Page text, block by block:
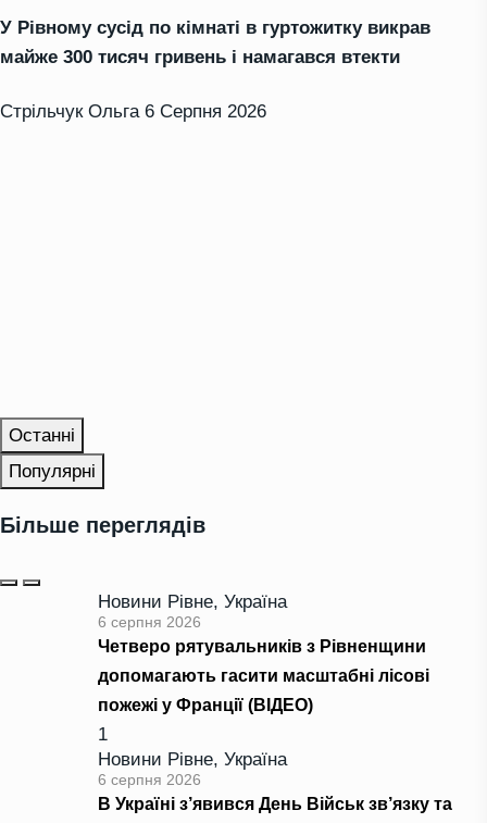
У Рівному сусід по кімнаті в гуртожитку викрав
майже 300 тисяч гривень і намагався втекти
Стрільчук Ольга 6 Серпня 2026
Останні
Популярні
Більше переглядів
Новини Рівне, Україна
6 серпня 2026
Четверо рятувальників з Рівненщини
допомагають гасити масштабні лісові
пожежі у Франції (ВІДЕО)
1
Новини Рівне, Україна
6 серпня 2026
В Україні з’явився День Військ зв’язку та